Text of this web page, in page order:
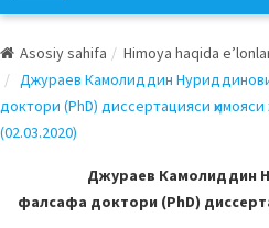
o
g
l
e
N
v
Asosiy sahifa
Himoya haqida
Джураев Камолиддин
доктори (PhD) диссертацияси ҳимояси
(02.03.2020)
Джураев Камолиддин
фалсафа доктори (PhD)